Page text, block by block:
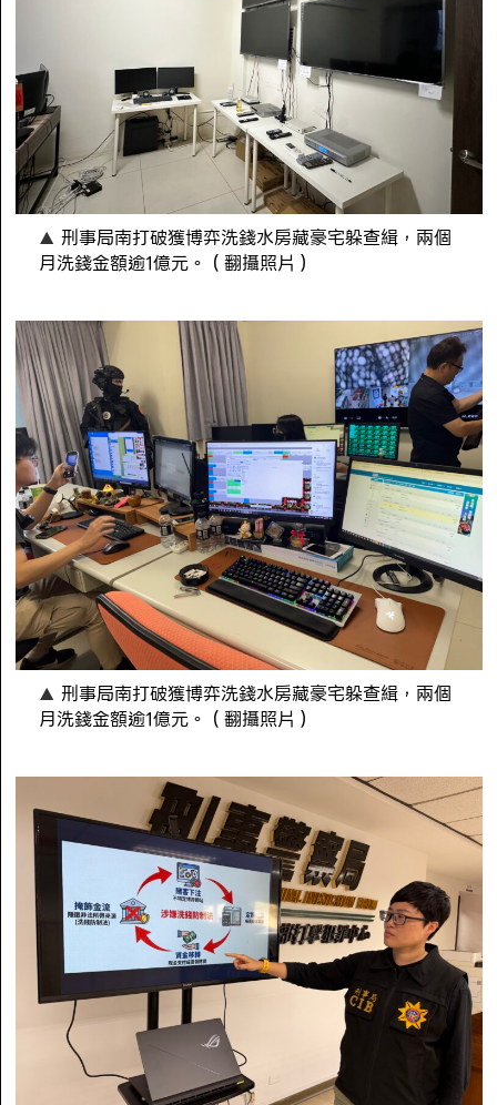
刑事局南打破獲博弈洗錢水房藏豪宅躲查緝，兩個
月洗錢金額逾1億元。（翻攝照片）
刑事局南打破獲博弈洗錢水房藏豪宅躲查緝，兩個
月洗錢金額逾1億元。（翻攝照片）